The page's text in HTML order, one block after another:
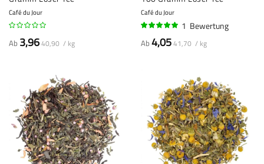
Café du Jour
Ab 3,9640,90 / kg
Café du Jour
1 Bewertung
Ab4,0541,70 / kg